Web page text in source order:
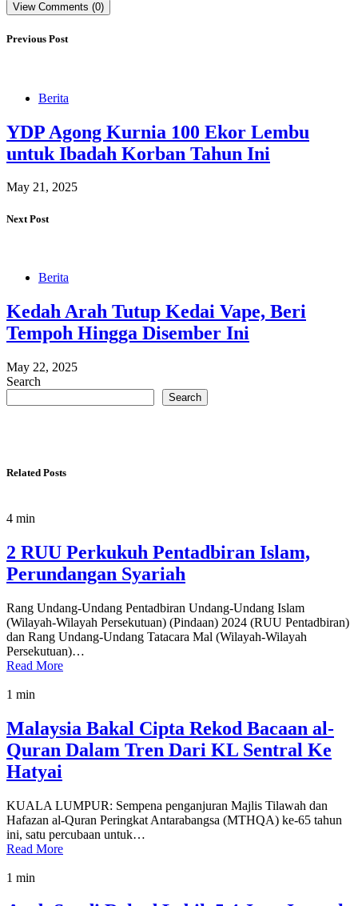
View Comments (0)
Previous Post
Berita
YDP Agong Kurnia 100 Ekor Lembu
untuk Ibadah Korban Tahun Ini
May 21, 2025
Next Post
Berita
Kedah Arah Tutup Kedai Vape, Beri
Tempoh Hingga Disember Ini
May 22, 2025
Search
Search
Related Posts
4 min
2 RUU Perkukuh Pentadbiran Islam,
Perundangan Syariah
Rang Undang-Undang Pentadbiran Undang-Undang Islam
(Wilayah-Wilayah Persekutuan) (Pindaan) 2024 (RUU Pentadbiran)
dan Rang Undang-Undang Tatacara Mal (Wilayah-Wilayah
Persekutuan)…
Read More
1 min
Malaysia Bakal Cipta Rekod Bacaan al-
Quran Dalam Tren Dari KL Sentral Ke
Hatyai
KUALA LUMPUR: Sempena penganjuran Majlis Tilawah dan
Hafazan al-Quran Peringkat Antarabangsa (MTHQA) ke-65 tahun
ini, satu percubaan untuk…
Read More
1 min